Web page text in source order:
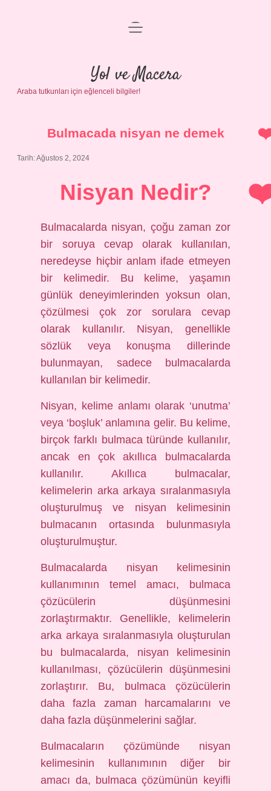
Anasayfa
Gizlilik Politikası
Yasal Uyarı
menüyü
Yol ve Macera
Araba tutkunları için eğlenceli bilgiler!
Bulmacada nisyan ne demek
Tarih: Ağustos 2, 2024
Nisyan Nedir?
Bulmacalarda nisyan, çoğu zaman zor
bir soruya cevap olarak kullanılan,
neredeyse hiçbir anlam ifade etmeyen
bir kelimedir. Bu kelime, yaşamın
günlük deneyimlerinden yoksun olan,
çözülmesi çok zor sorulara cevap
olarak kullanılır. Nisyan, genellikle
sözlük veya konuşma dillerinde
bulunmayan, sadece bulmacalarda
kullanılan bir kelimedir.
Nisyan, kelime anlamı olarak ‘unutma’
veya ‘boşluk’ anlamına gelir. Bu kelime,
birçok farklı bulmaca türünde kullanılır,
ancak en çok akıllıca bulmacalarda
kullanılır. Akıllıca bulmacalar,
kelimelerin arka arkaya sıralanmasıyla
oluşturulmuş ve nisyan kelimesinin
bulmacanın ortasında bulunmasıyla
oluşturulmuştur.
Bulmacalarda nisyan kelimesinin
kullanımının temel amacı, bulmaca
çözücülerin düşünmesini
zorlaştırmaktır. Genellikle, kelimelerin
arka arkaya sıralanmasıyla oluşturulan
bu bulmacalarda, nisyan kelimesinin
kullanılması, çözücülerin düşünmesini
zorlaştırır. Bu, bulmaca çözücülerin
daha fazla zaman harcamalarını ve
daha fazla düşünmelerini sağlar.
Bulmacaların çözümünde nisyan
kelimesinin kullanımının diğer bir
amacı da, bulmaca çözümünün keyifli